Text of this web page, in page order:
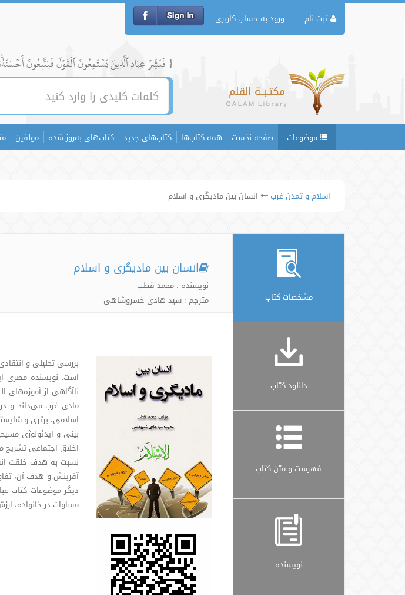
ثبت نام ورود به حساب کاربری
{ فَبَشِّرۡ عِبَادِ ٱلَّذِينَ يَسۡتَمِعُونَ ٱلۡقَوۡلَ فَيَتَّبِعُونَ
موضوعات صفحه نخست همه کتاب‌ها کتاب‌های جدید کتاب‌های به‌روز شده مولفین
اسلام و تمدن غرب انسان بین مادیگری و اسلام
مشخصات کتاب
دانلود کتاب
فهرست و متن کتاب
نویسنده
انسان بین مادیگری و اسلام
نویسنده : محمد قطب
مترجم : سید هادی خسروشاهی
بررسی تحلیلی و
است. نویسنده مصری
ناآگاهی از
مادی غرب می‌داند و
اسلامی، برتری و
بینی و ایدئولوژی
اخلاق اجتماعی
نسبت به هدف خلقت
آفرینش و هدف آن،
دیگر موضوعات کتاب
مساوات در خانواده،